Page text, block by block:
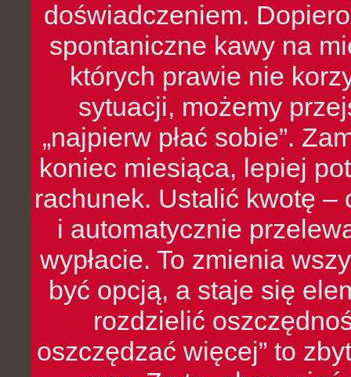
doświadczeniem.
spontaniczne kawy na
których prawie nie
sytuacji, możemy
„najpierw płać sobie”.
koniec miesiąca, lepiej
rachunek. Ustalić kwotę
i automatycznie
wypłacie. To zmienia
być opcją, a staje się
rozdzielić
oszczędzać więcej” to